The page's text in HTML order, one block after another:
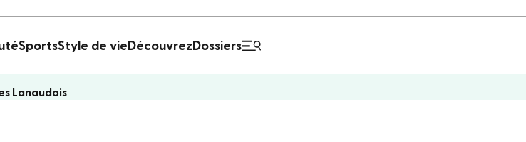
SportsStyle de vie Découvrez Dossiers
Lanaudois